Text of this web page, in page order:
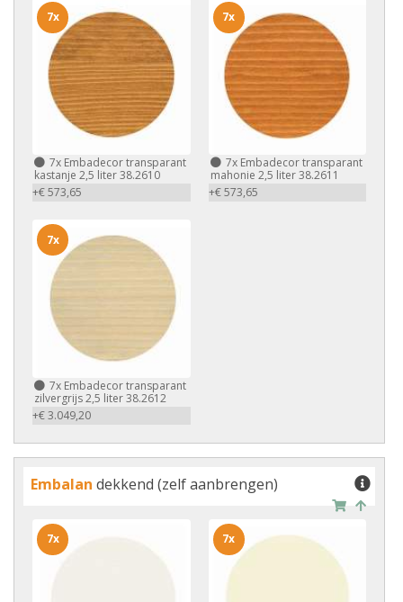
7x Embadecor transparant
kastanje 2,5 liter 38.2610
+€ 573,65
7x
7xEmbadecor transparant
mahonie 2,5 liter 38.2611
+€ 573,65
7x
7x Embadecor transparant
zilvergrijs 2,5 liter 38.2612
+€ 3.049,20
7x
Embalan dekkend (zelf aanbrengen)
7x 7x